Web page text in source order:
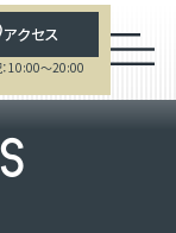
アクセス
10:00～20:00